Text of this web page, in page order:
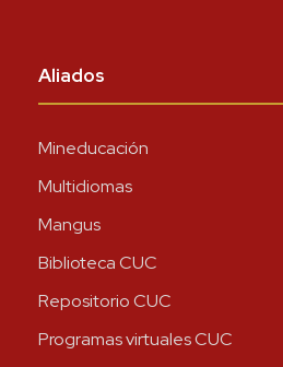
Aliados
Mineducación
Multidiomas
Mangus
Biblioteca CUC
Repositorio CUC
Programas virtuales CUC